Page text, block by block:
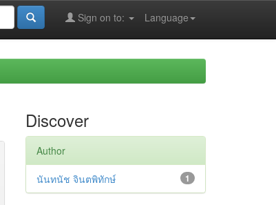
Language
Sign on to:
Discover
Author
1
นันทนัช จินตพิทักษ์